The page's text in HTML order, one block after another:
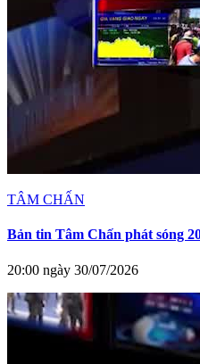
TÂM CHẤN
Bản tin Tâm Chấn phát sóng
20:00 ngày 30/07/2026